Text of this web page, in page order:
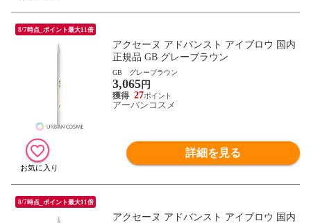
8/7時点_ポイント最大11倍
アクセーヌ アドバンスト アイブロウ 国内
正規品 GB グレーブラウン
GB グレーブラウン
3,065円
27
アーバンコスメ
詳細を見る
8/7時点_ポイント最大11倍
アクセーヌ アドバンスト アイブロウ 国内